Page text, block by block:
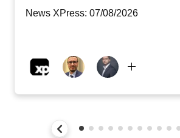
News XPress: 07/08/2026